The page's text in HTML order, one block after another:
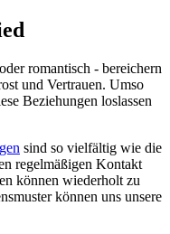
romantisch - bereichern
und Vertrauen. Umso
Beziehungen loslassen
sind so vielfältig wie die
regelmäßigen Kontakt
können wiederholt zu
können uns unsere